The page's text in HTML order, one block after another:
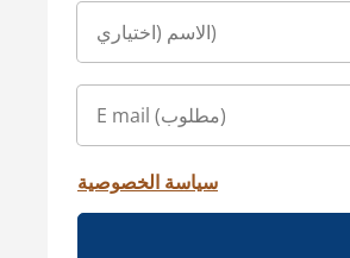
سياسة الخصوصية